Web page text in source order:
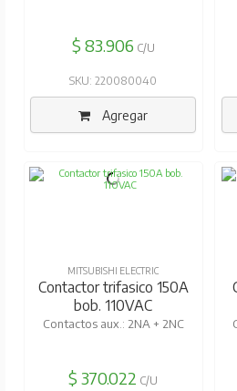
$ 83.906 C/U
SKU: 220080040
Agregar
MITSUBISHI ELECTRIC
Contactor trifasico 150A
bob. 110VAC
Contactos aux.: 2NA + 2NC
$ 370.022 C/U